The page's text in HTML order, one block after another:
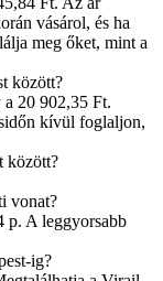
vásárol, és ha
meg őket, mint a
között?
20 902,35 Ft.
kívül foglaljon,
között?
vonat?
p. A leggyorsabb
ig?